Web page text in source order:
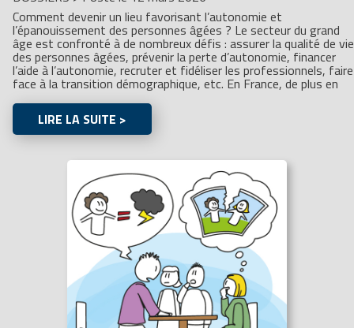
Comment devenir un lieu favorisant l’autonomie et
l’épanouissement des personnes âgées ? Le secteur du grand
âge est confronté à de nombreux défis : assurer la qualité de vie
des personnes âgées, prévenir la perte d’autonomie, financer
l’aide à l’autonomie, recruter et fidéliser les professionnels, faire
face à la transition démographique, etc. En France, de plus en
LIRE LA SUITE >